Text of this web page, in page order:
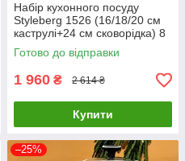
Набір кухонного посуду
Styleberg 1526 (16/18/20 см
каструлі+24 см сковорідка) 8
пр антипригарне мармурове
покриття
Готово до відправки
1 960 ₴ 2 614 ₴
Купити
–25%